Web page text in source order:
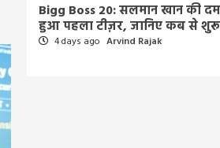
Bigg Boss 20: सलमान खान की
हुआ पहला टीज़र, जानिए कब से शुरू
4 days ago Arvind Rajak